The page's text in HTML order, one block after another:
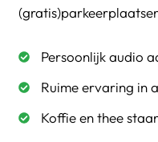
Persoonlijk audio
Ruime ervaring in
Koffie en thee